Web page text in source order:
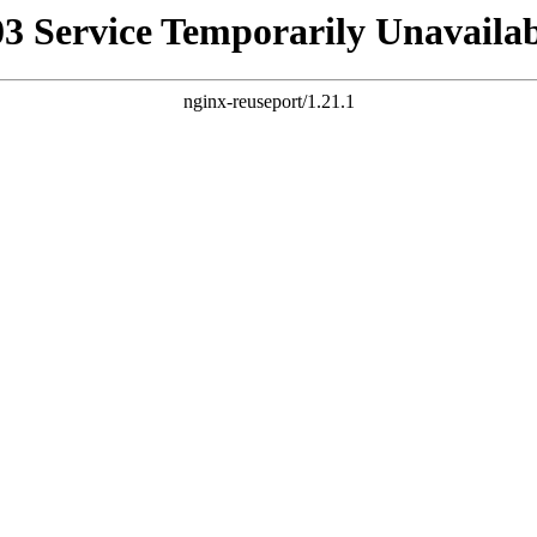
Service Temporarily
nginx-reuseport/1.21.1